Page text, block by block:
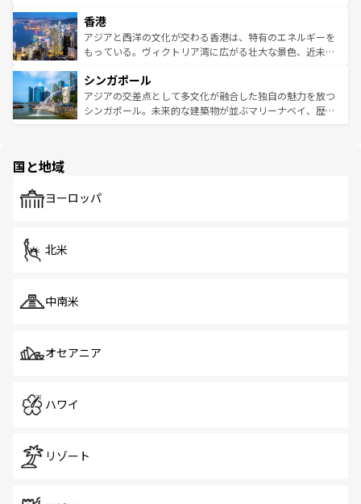
とつ。フォーやバインミー、ベトナムコーヒーなどは、ぜ
ひ現地で味わいたい。どの地域を訪れてもあたたかい人々
が旅行者を迎えてくれるので、きっと忘れられない旅にな
参照してほしい。
の活気が交差している。北部ではチェンマイなどの山岳地
帯で自然と触れ合い、南部ではプーケットやクラビの美し
いビーチでリゾート気分を楽しむことができる。タイ料理
激する。気候は一年中温暖で、どの季節にも異なる楽しみ
が待っている。親しみやすいタイの人々、仏教を中心とし
た文化、そして多様な観光資源が、訪れる旅人を魅了し続
香港
アジアと西洋の文化が交わる香港は、特有のエネルギーを
もっている。ヴィクトリア湾に広がる壮大な景色、近未来
み、どこを訪れても感動するはず。観光スポットが密集し
ており、効率よく見どころを回れるのも魅力。息をのむよ
うな絶景から文化的な体験まで、香港を存分に楽しみ尽く
シンガポール
アジアの交差点として多文化が融合した独自の魅力を放つ
シンガポール。未来的な建築物が並ぶマリーナベイ、歴史
で、ホーカーズは地元の風情を楽しめる外せないスポット
国と地域
ヨーロッパ
北米
中南米
オセアニア
ハワイ
リゾート